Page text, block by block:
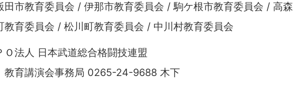
田市教育委員会 / 伊那市教育委員会 / 駒ケ根市教育委員会 / 高森
教育委員会 / 松川町教育委員会 / 中川村教育委員会
Ｏ法人 日本武道総合格闘技連盟
教育講演会事務局 0265-24-9688 木下